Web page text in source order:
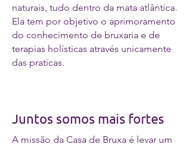
naturais, tudo dentro da mata atlântica.
Ela tem por objetivo o aprimoramento
do conhecimento de bruxaria e de
terapias holísticas através unicamente
das praticas.
Juntos somos mais fortes
A missão da Casa de Bruxa é levar um